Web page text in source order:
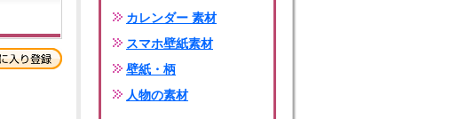
カレンダー 素材
スマホ壁紙素材
壁紙・柄
人物の素材